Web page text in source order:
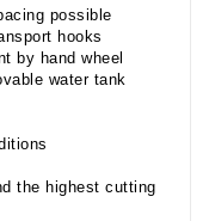
possible
hooks
by hand wheel
water tank
the highest cutting